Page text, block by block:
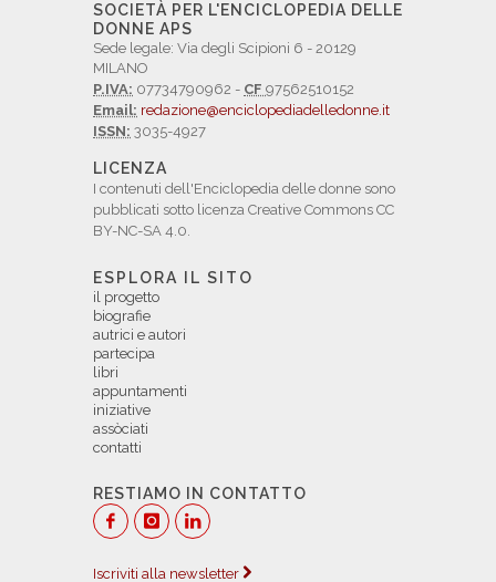
SOCIETÀ PER L'ENCICLOPEDIA DELLE
DONNE APS
Sede legale: Via degli Scipioni 6 - 20129
MILANO
P.IVA: 07734790962 - CF 97562510152
Email: redazione@enciclopediadelledonne.it
ISSN: 3035-4927
LICENZA
I contenuti dell'Enciclopedia delle donne sono
pubblicati sotto licenza Creative Commons CC
BY-NC-SA 4.0.
ESPLORA IL SITO
il progetto
biografie
autrici e autori
partecipa
libri
appuntamenti
iniziative
assòciati
contatti
RESTIAMO IN CONTATTO
Iscriviti alla newsletter